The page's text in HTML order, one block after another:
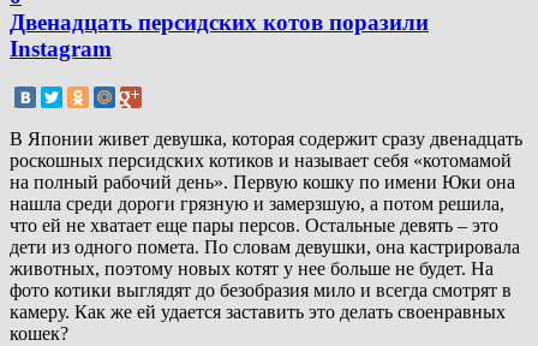
Двенадцать персидских котов поразили
Instagram
В Японии живет девушка, которая содержит сразу двенадцать
роскошных персидских котиков и называет себя «котомамой
на полный рабочий день». Первую кошку по имени Юки она
нашла среди дороги грязную и замерзшую, а потом решила,
что ей не хватает еще пары персов. Остальные девять – это
дети из одного помета. По словам девушки, она кастрировала
животных, поэтому новых котят у нее больше не будет. На
фото котики выглядят до безобразия мило и всегда смотрят в
камеру. Как же ей удается заставить это делать своенравных
кошек?